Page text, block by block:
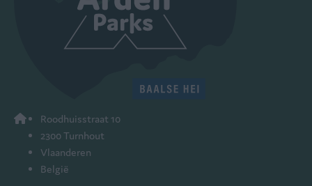
Roodhuisstraat 10
2300 Turnhout
Vlaanderen
België